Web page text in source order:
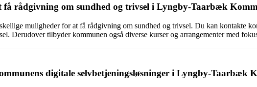
rådgivning om sundhed og trivsel i Lyngby-Taarbæk
muligheder for at få rådgivning om sundhed og trivsel. Du kan kontakte
Derudover tilbyder kommunen også diverse kurser og arrangementer med
digitale selvbetjeningsløsninger i Lyngby-Taarbæk